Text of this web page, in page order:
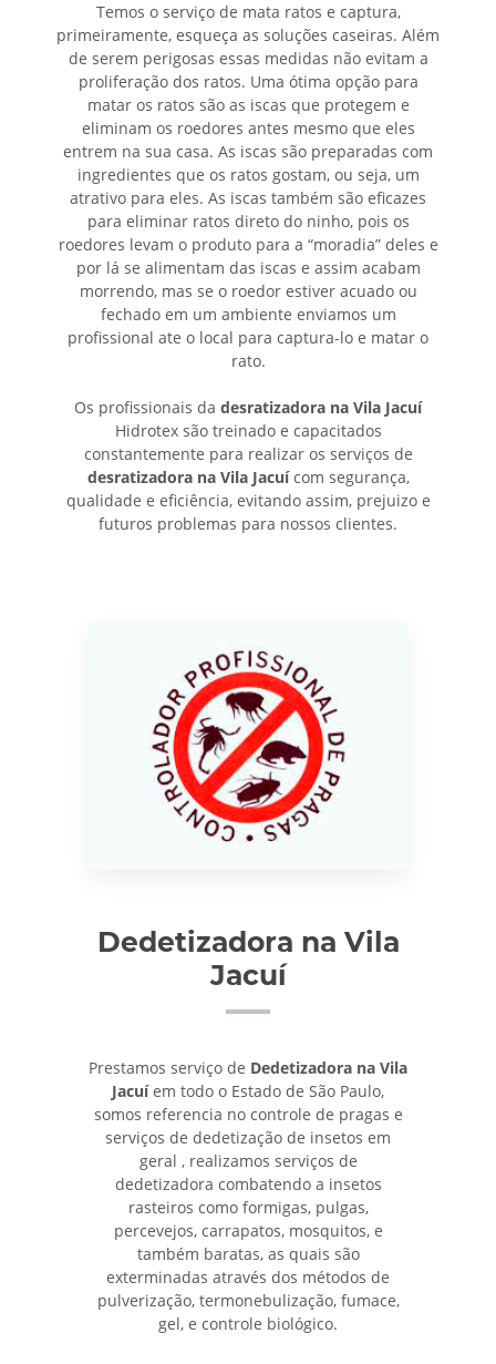
Temos o serviço de mata ratos e captura,
primeiramente, esqueça as soluções caseiras. Além
de serem perigosas essas medidas não evitam a
proliferação dos ratos. Uma ótima opção para
matar os ratos são as iscas que protegem e
eliminam os roedores antes mesmo que eles
entrem na sua casa. As iscas são preparadas com
ingredientes que os ratos gostam, ou seja, um
atrativo para eles. As iscas também são eficazes
para eliminar ratos direto do ninho, pois os
roedores levam o produto para a “moradia” deles e
por lá se alimentam das iscas e assim acabam
morrendo, mas se o roedor estiver acuado ou
fechado em um ambiente enviamos um
profissional ate o local para captura-lo e matar o
rato.
Os profissionais da desratizadora na Vila Jacuí
Hidrotex são treinado e capacitados
constantemente para realizar os serviços de
desratizadora na Vila Jacuícom segurança,
qualidade e eficiência, evitando assim, prejuizo e
futuros problemas para nossos clientes.
Dedetizadora na Vila
Jacuí
Prestamos serviço de Dedetizadora na Vila
Jacuíem todo o Estado de São Paulo,
somos referencia no controle de pragas e
serviços de dedetização de insetos em
geral , realizamos serviços de
dedetizadora combatendo a insetos
rasteiros como formigas, pulgas,
percevejos, carrapatos, mosquitos, e
também baratas, as quais são
exterminadas através dos métodos de
pulverização, termonebulização, fumace,
gel, e controle biológico.